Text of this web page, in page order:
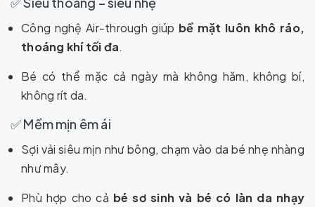
Công nghệ Air-through giúp bề mặt luôn khô ráo,
thoáng khí tối đa.
Bé có thể mặc cả ngày mà không hăm, không bí,
không rít da.
✅ Mềm mịn êm ái
Sợi vải siêu mịn như bông, chạm vào da bé nhẹ nhàng
như mây.
Phù hợp cho cả bé sơ sinh và bé có làn da nhạy